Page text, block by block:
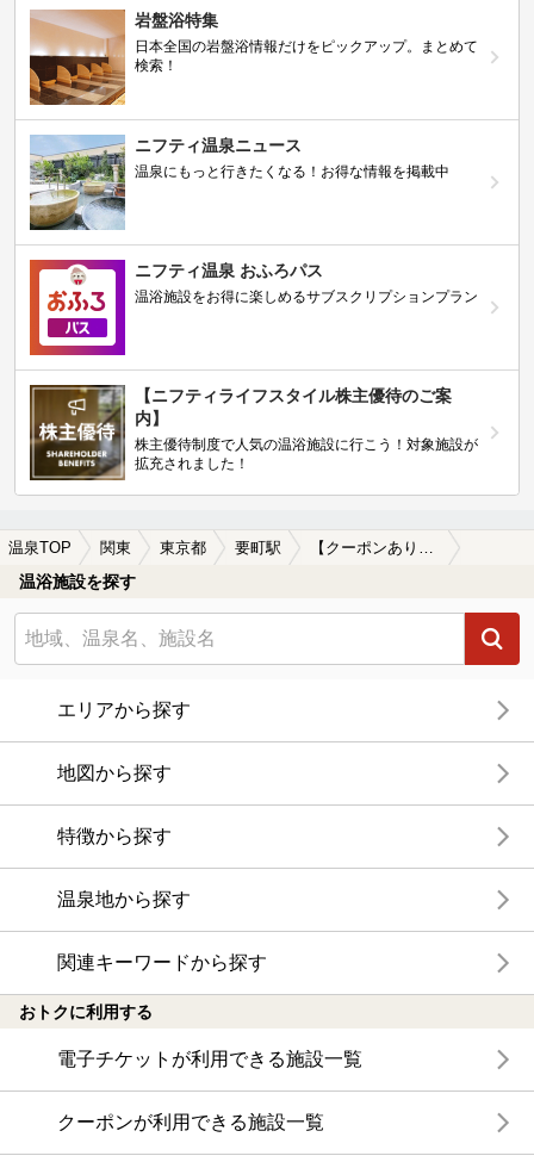
岩盤浴特集
日本全国の岩盤浴情報だけをピックアップ。まとめて
検索！
ニフティ温泉ニュース
温泉にもっと行きたくなる！お得な情報を掲載中
ニフティ温泉 おふろパス
温浴施設をお得に楽しめるサブスクリプションプラン
【ニフティライフスタイル株主優待のご案
内】
株主優待制度で人気の温浴施設に行こう！対象施設が
拡充されました！
温泉TOP 関東 東京都 要町駅 【クーポンあり】炭酸水素塩泉が楽しめる要町駅近くの温泉、日帰り温泉、スーパー銭湯おすすめ
温浴施設を探す
エリアから探す
地図から探す
特徴から探す
温泉地から探す
関連キーワードから探す
おトクに利用する
電子チケットが利用できる施設一覧
クーポンが利用できる施設一覧